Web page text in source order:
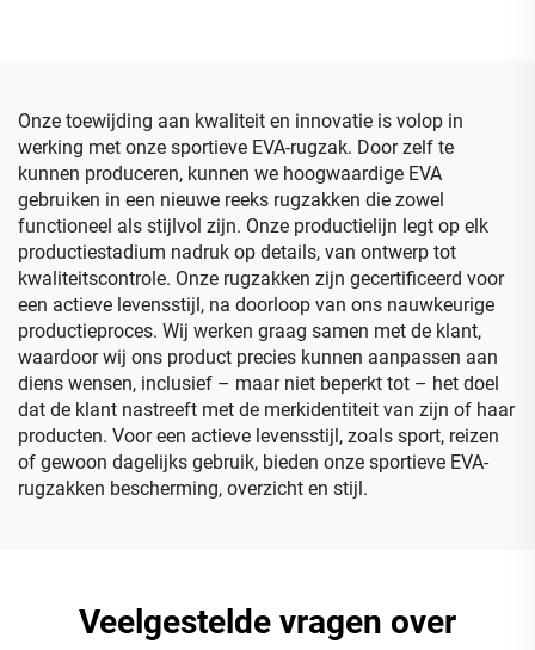
Onze toewijding aan kwaliteit en innovatie is volop in
werking met onze sportieve EVA-rugzak. Door zelf te
kunnen produceren, kunnen we hoogwaardige EVA
gebruiken in een nieuwe reeks rugzakken die zowel
functioneel als stijlvol zijn. Onze productielijn legt op elk
productiestadium nadruk op details, van ontwerp tot
kwaliteitscontrole. Onze rugzakken zijn gecertificeerd voor
een actieve levensstijl, na doorloop van ons nauwkeurige
productieproces. Wij werken graag samen met de klant,
waardoor wij ons product precies kunnen aanpassen aan
diens wensen, inclusief – maar niet beperkt tot – het doel
dat de klant nastreeft met de merkidentiteit van zijn of haar
producten. Voor een actieve levensstijl, zoals sport, reizen
of gewoon dagelijks gebruik, bieden onze sportieve EVA-
rugzakken bescherming, overzicht en stijl.
Veelgestelde vragen over